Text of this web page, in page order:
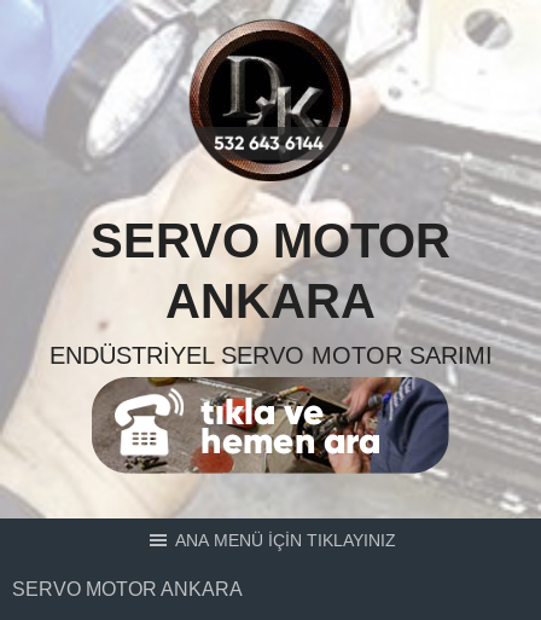
Skip
content
SERVO MOTOR
ANKARA
ENDÜSTRIYEL SERVO MOTOR SARIMI
ANA MENÜ İÇİN TIKLAYINIZ
SERVO MOTOR ANKARA